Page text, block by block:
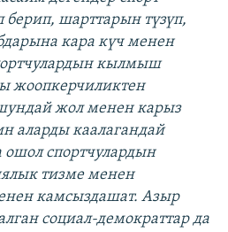
берип, шарттарын түзүп,
кара күч менен
кылмыш
жоопкерчиликтен
жол менен карыз
аларды каалагандай
спортчулардын
тизме менен
камсыздашат. Азыр
социал-демократтар да